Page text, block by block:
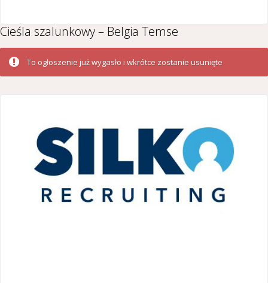
Cieśla szalunkowy – Belgia Temse
To ogłoszenie już wygasło i wkrótce zostanie usunięte